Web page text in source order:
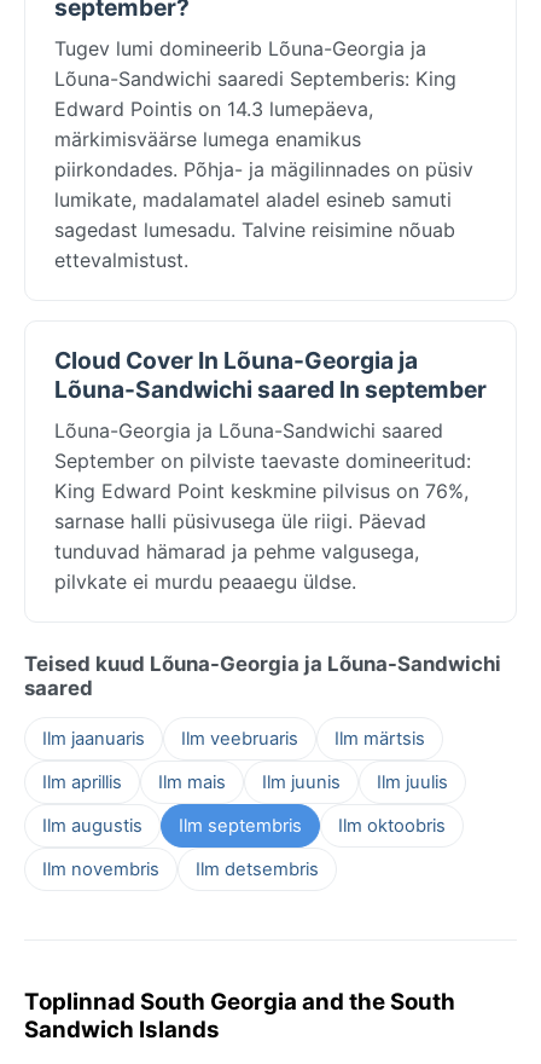
september?
Tugev lumi domineerib Lõuna-Georgia ja
Lõuna-Sandwichi saaredi Septemberis: King
Edward Pointis on 14.3 lumepäeva,
märkimisväärse lumega enamikus
piirkondades. Põhja- ja mägilinnades on püsiv
lumikate, madalamatel aladel esineb samuti
sagedast lumesadu. Talvine reisimine nõuab
ettevalmistust.
Cloud Cover In Lõuna-Georgia ja
Lõuna-Sandwichi saared In september
Lõuna-Georgia ja Lõuna-Sandwichi saared
September on pilviste taevaste domineeritud:
King Edward Point keskmine pilvisus on 76%,
sarnase halli püsivusega üle riigi. Päevad
tunduvad hämarad ja pehme valgusega,
pilvkate ei murdu peaaegu üldse.
Teised kuud Lõuna-Georgia ja Lõuna-Sandwichi
saared
Ilm jaanuaris Ilm veebruaris
Ilm märtsis
Ilm aprillis
Ilm mais Ilm juunis
Ilm juulis
Ilm augustis
Ilm septembris
Ilm oktoobris
Ilm novembris
Ilm detsembris
Toplinnad South Georgia and the South
Sandwich Islands